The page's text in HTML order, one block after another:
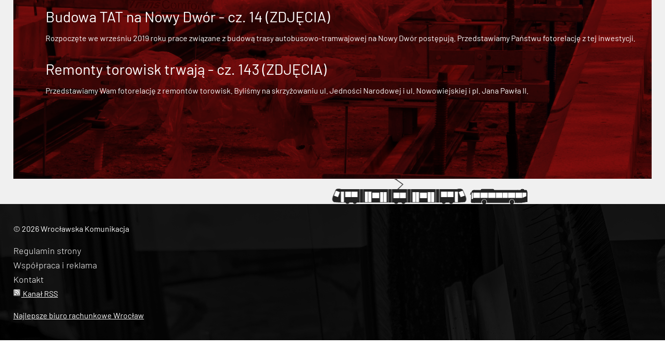
Budowa TAT na Nowy Dwór - cz. 14 (ZDJĘCIA)
Rozpoczęte we wrześniu 2019 roku prace związane zbudową trasy autobusowo-tramwajowej na Nowy Dwórpostępują. Przedstawiamy Państwu fotorelację z tej inwestycji.
Remonty torowisk trwają - cz. 143 (ZDJĘCIA)
Przedstawiamy Wam fotorelację z remontów torowisk. Byliśmy na skrzyżowaniu ul. Jedności Narodowej i ul. Nowowiejskiej i pl. Jana Pawła II.
© 2026 Wrocławska Komunikacja
Regulamin strony
Współpraca i reklama
Kontakt
Kanał RSS
Najlepsze biuro rachunkowe Wrocław